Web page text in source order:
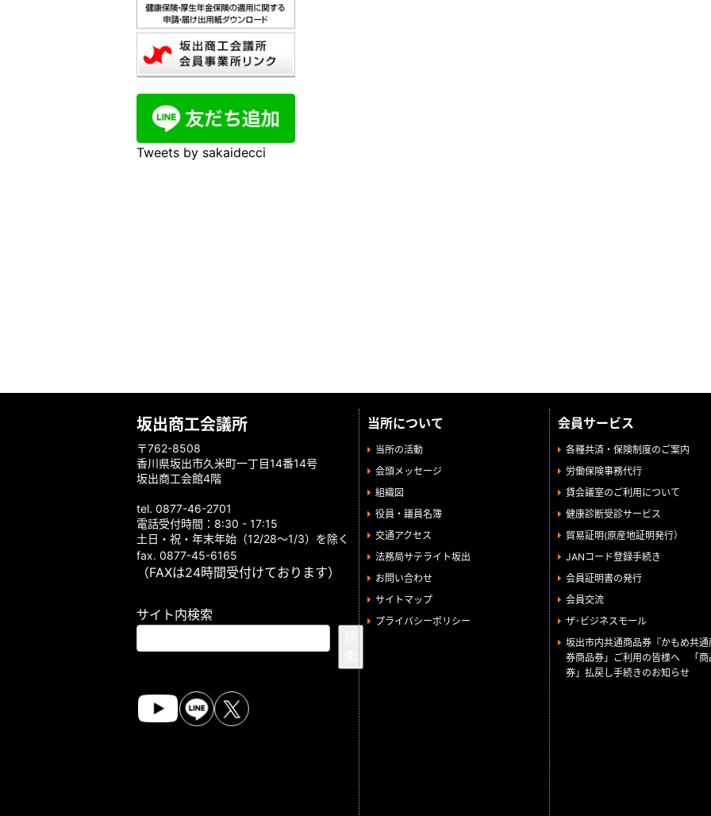
Tweets by sakaidecci
坂出商工会議所
〒762-8508
香川県坂出市久米町一丁目14番14号
坂出商工会館4階
tel. 0877-46-2701
電話受付時間：8:30 - 17:15
土日・祝・年末年始（12/28～1/3）を除く
fax. 0877-45-6165
（FAXは24時間受付けております）
サイト内検索
当所について
当所の活動
会頭メッセージ
組織図
役員・議員名簿
交通アクセス
法務局サテライト坂出
お問い合わせ
サイトマップ
プライバシーポリシー
会員サービス
各種共済・保険制度のご案内
労働保険事務代行
貸会議室のご利用について
健康診断受診サービス
貿易証明(原産地証明発行）
JANコード登録手続き
会員証明書の発行
会員交流
ザ･ビジネスモール
坂出市内共通商品券『かもめ共通
券商品券」ご利用の皆様へ 「商
券」払戻し手続きのお知らせ